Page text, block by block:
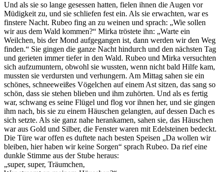
Und als sie so lange gesessen hatten, fielen ihnen die Augen vor
Müdigkeit zu, und sie schliefen fest ein. Als sie erwachten, war es
finstere Nacht. Rubeo fing an zu weinen und sprach: „Wie sollen
wir aus dem Wald kommen?“ Mirka tröstete ihn: „Warte ein
Weilchen, bis der Mond aufgegangen ist, dann werden wir den Weg
finden.“ Sie gingen die ganze Nacht hindurch und den nächsten Tag
und gerieten immer tiefer in den Wald. Rubeo und Mirka versuchten
sich aufzumuntern, obwohl sie wussten, wenn nicht bald Hilfe kam,
mussten sie verdursten und verhungern. Am Mittag sahen sie ein
schönes, schneeweißes Vögelchen auf einem Ast sitzen, das sang so
schön, dass sie stehen blieben und ihm zuhörten. Und als es fertig
war, schwang es seine Flügel und flog vor ihnen her, und sie gingen
ihm nach, bis sie zu einem Häuschen gelangten, auf dessen Dach es
sich setzte. Als sie ganz nahe herankamen, sahen sie, das Häuschen
war aus Gold und Silber, die Fenster waren mit Edelsteinen bedeckt.
Die Türe war offen es duftete nach besten Speisen „Da wollen wir
bleiben, hier haben wir keine Sorgen“ sprach Rubeo. Da rief eine
dunkle Stimme aus der Stube heraus:
„super, super, Träumchen,